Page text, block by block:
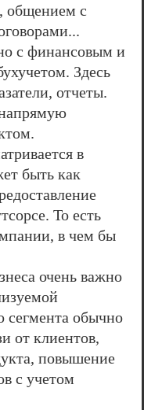
общением с
с финансовым и
Здесь
отчеты.
в
быть как
То есть
в чем бы
очень важно
сегмента обычно
от клиентов,
повышение
с учетом